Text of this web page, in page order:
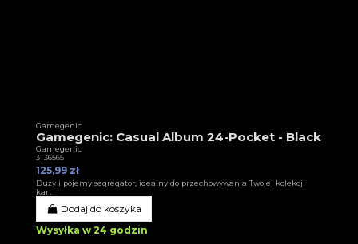
Gamegenic
Gamegenic: Casual Album 24-Pocket - Black
Gamegenic
3T36565
125,99 zł
Duży i pojemy segregator, idealny do przechowywania Twojej kolekcji
kart
Dodaj do koszyka
Wysyłka w 24 godzin